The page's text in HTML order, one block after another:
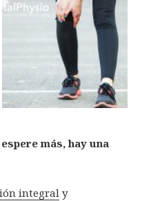
más, hay una
integral y